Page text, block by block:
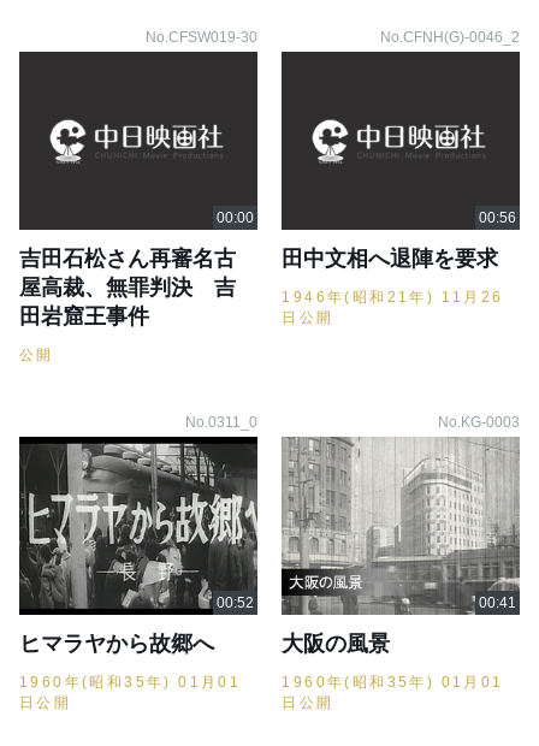
No.CFSW019-30
吉田石松さん再審名古
屋高裁、無罪判決 吉
田岩窟王事件
公開
No.CFNH(G)-0046_2
田中文相へ退陣を要求
1946年(昭和21年) 11月26
日公開
No.0311_0
ヒマラヤから故郷へ
1960年(昭和35年) 01月01
日公開
No.KG-0003
大阪の風景
1960年(昭和35年) 01月01
日公開